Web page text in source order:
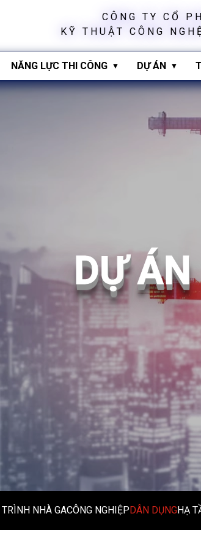
CÔ NG TY C Ổ P
K Ỹ T H U Ậ T C Ô N G N G H
NĂNG LỰC THI CÔNG DỰ ÁN
DỰ ÁN
TRÌNH NHÀ GACÔNG NGHIỆPDÂN DỤNGHẠ